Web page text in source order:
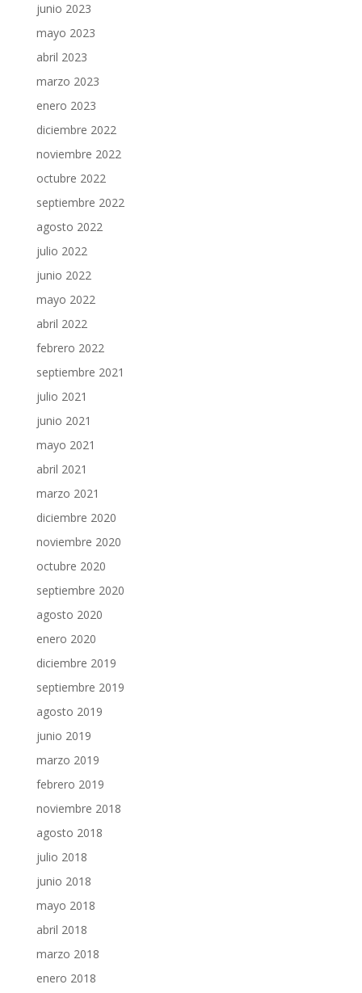
junio 2023
mayo 2023
abril 2023
marzo 2023
enero 2023
diciembre 2022
noviembre 2022
octubre 2022
septiembre 2022
agosto 2022
julio 2022
junio 2022
mayo 2022
abril 2022
febrero 2022
septiembre 2021
julio 2021
junio 2021
mayo 2021
abril 2021
marzo 2021
diciembre 2020
noviembre 2020
octubre 2020
septiembre 2020
agosto 2020
enero 2020
diciembre 2019
septiembre 2019
agosto 2019
junio 2019
marzo 2019
febrero 2019
noviembre 2018
agosto 2018
julio 2018
junio 2018
mayo 2018
abril 2018
marzo 2018
enero 2018